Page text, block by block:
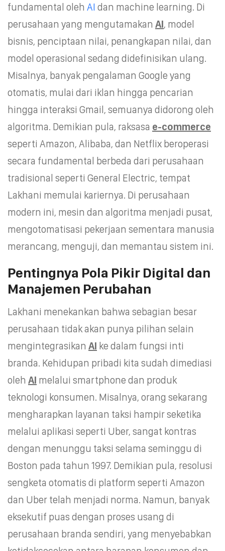
fundamental oleh AI dan machine learning. Di
perusahaan yang mengutamakan AI, model
bisnis, penciptaan nilai, penangkapan nilai, dan
model operasional sedang didefinisikan ulang.
Misalnya, banyak pengalaman Google yang
otomatis, mulai dari iklan hingga pencarian
hingga interaksi Gmail, semuanya didorong oleh
algoritma. Demikian pula, raksasa e-commerce
seperti Amazon, Alibaba, dan Netflix beroperasi
secara fundamental berbeda dari perusahaan
tradisional seperti General Electric, tempat
Lakhani memulai kariernya. Di perusahaan
modern ini, mesin dan algoritma menjadi pusat,
mengotomatisasi pekerjaan sementara manusia
merancang, menguji, dan memantau sistem ini.
Pentingnya Pola Pikir Digital dan
Manajemen Perubahan
Lakhani menekankan bahwa sebagian besar
perusahaan tidak akan punya pilihan selain
mengintegrasikan AI ke dalam fungsi inti
branda. Kehidupan pribadi kita sudah dimediasi
oleh AI melalui smartphone dan produk
teknologi konsumen. Misalnya, orang sekarang
mengharapkan layanan taksi hampir seketika
melalui aplikasi seperti Uber, sangat kontras
dengan menunggu taksi selama seminggu di
Boston pada tahun 1997. Demikian pula, resolusi
sengketa otomatis di platform seperti Amazon
dan Uber telah menjadi norma. Namun, banyak
eksekutif puas dengan proses usang di
perusahaan branda sendiri, yang menyebabkan